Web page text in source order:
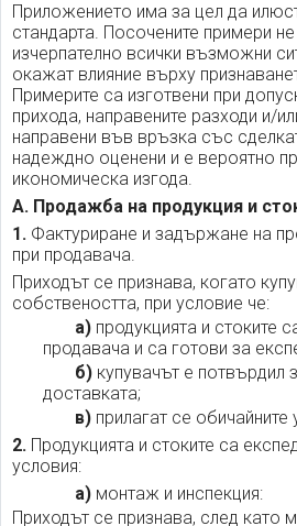
Приложението има за цел да
стандарта. Посочените примери
изчерпателно всички възможни
окажат влияние върху
Примерите са изготвени при
прихода, направените разходи и/
направени във връзка със
надеждно оценени и е вероятно
икономическа изгода.
А. Продажба на продукция и
1. Фактуриране и задържане на
при продавача.
Приходът се признава, когато
собствеността, при условие че:
а)продукцията и стоките
продавача и са готови за
б)купувачът е потвърдил
доставката;
в)прилагат се обичайните
2. Продукцията и стоките са
условия:
а)монтаж и инспекция:
Приходът се признава, след като